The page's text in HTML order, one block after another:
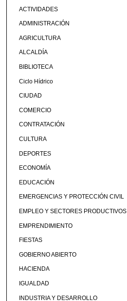
ACTIVIDADES
ADMINISTRACIÓN
AGRICULTURA
ALCALDÍA
BIBLIOTECA
Ciclo Hídrico
CIUDAD
COMERCIO
CONTRATACIÓN
CULTURA
DEPORTES
ECONOMÍA
EDUCACIÓN
EMERGENCIAS Y PROTECCIÓN CIVIL
EMPLEO Y SECTORES PRODUCTIVOS
EMPRENDIMIENTO
FIESTAS
GOBIERNO ABIERTO
HACIENDA
IGUALDAD
INDUSTRIA Y DESARROLLO